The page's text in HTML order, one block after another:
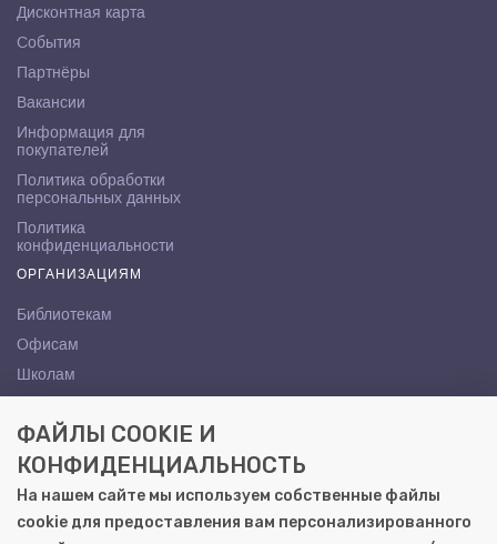
Дисконтная карта
События
Партнёры
Вакансии
Информация для
покупателей
Политика обработки
персональных данных
Политика
конфиденциальности
ОРГАНИЗАЦИЯМ
Библиотекам
Офисам
Школам
КОНТАКТЫ
Саратов, ул. Осипова, 10А
+7 (8452) 72-65-65
gemera@moya-kniga.ru
ФАЙЛЫ COOKIE И
КОНФИДЕНЦИАЛЬНОСТЬ
На нашем сайте мы используем собственные файлы
cookie для предоставления вам персонализированного